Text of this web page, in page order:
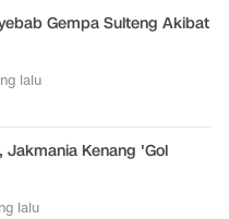
Gempa Sulteng Akibat
lalu
Jakmania Kenang 'Gol
lalu